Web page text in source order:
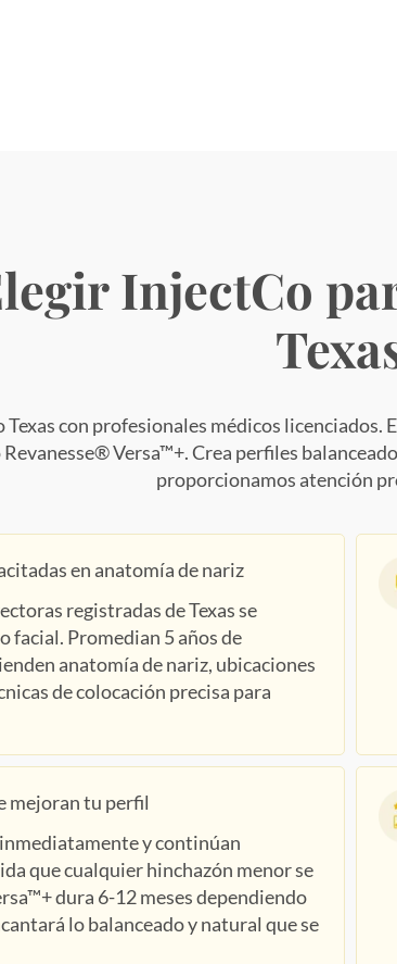
InjectCo
con profesionales médicos
Versa™+. Crea perfiles
proporcionamos atención
en anatomía de nariz
registradas de Texas se
facial. Promedian 5 años de
anatomía de nariz, ubicaciones
de colocación precisa para
mejoran tu perfil
y continúan
que cualquier hinchazón menor se
dura 6-12 meses dependiendo
lo balanceado y natural que se